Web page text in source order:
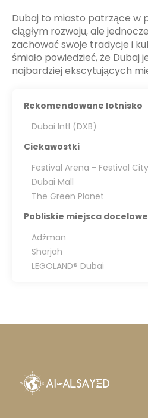
Dubaj to miasto patrzące w
ciągłym rozwoju, ale
zachować swoje tradycje i
śmiało powiedzieć, że Dubaj
najbardziej ekscytujących
Rekomendowane lotnisko
Dubai Intl (DXB)
Ciekawostki
Festival Arena - Festival City
Dubai Mall
The Green Planet
Pobliskie miejsca docelowe
Adżman
Sharjah
LEGOLAND® Dubai